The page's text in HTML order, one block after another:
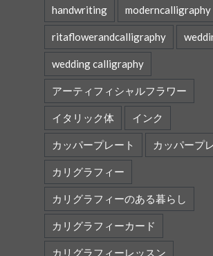
handwriting moderncalligraphy
ritaflowerandcalligraphy
wedding calligraphy
アーティフィシャルフラワー
イタリック体 インク
カッパープレート カッパープ
カリグラフィー
カリグラフィーのある暮らし
カリグラフィーカード
カリグラフィーレッスン